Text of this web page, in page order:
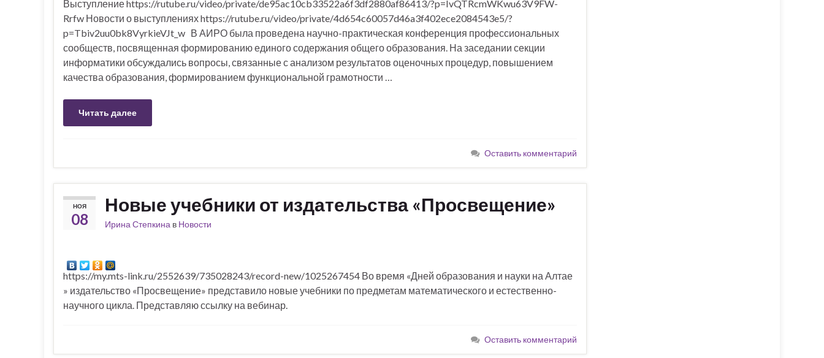
Выступление https://rutube.ru/video/private/de95ac10cb33522a6f3df2880af86413/?p=IvQTRcmWKwu63V9FW-
Rrfw Новости о выступлениях https://rutube.ru/video/private/4d654c60057d46a3f402ece2084543e5/?
p=Tbiv2uu0bk8VyrkieVJt_w В АИРО была проведена научно-практическая конференция профессиональных
сообществ, посвященная формированию единого содержания общего образования. На заседании секции
информатики обсуждались вопросы, связанные с анализом результатов оценочных процедур, повышением
качества образования, формированием функциональной грамотности …
Читать далее
Оставить комментарий
НОЯ
08
Новые учебники от издательства «Просвещение»
Ирина Степкина в Новости
https://my.mts-link.ru/2552639/735028243/record-new/1025267454 Во время «Дней образования и науки на Алтае
» издательство «Просвещение» представило новые учебники по предметам математического и естественно-
научного цикла. Представляю ссылку на вебинар.
Оставить комментарий